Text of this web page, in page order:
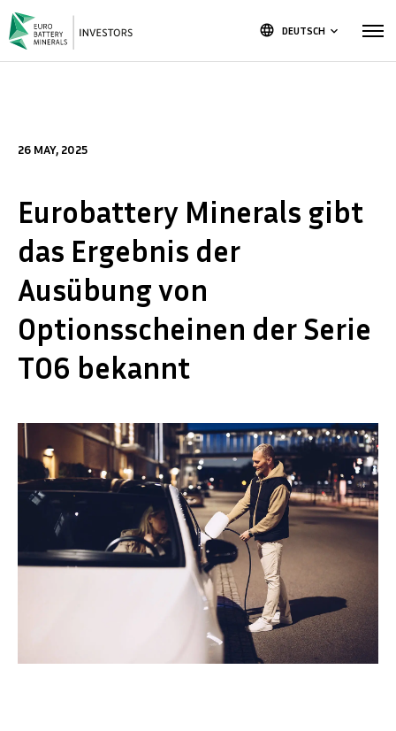
language DEUTSCH keyboard_arrow_down
26 MAY, 2025
Eurobattery Minerals gibt
das Ergebnis der
Ausübung von
Optionsscheinen der Serie
TO6 bekannt